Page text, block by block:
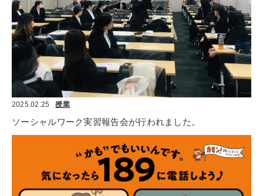
2025.02.25 授業
ソーシャルワーク実習報告会が行われました。